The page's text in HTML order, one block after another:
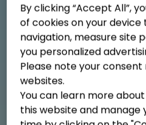
Intelli-Spores™
By clicking “Accept All”,
of cookies on your
navigation, measure site
you personalized
Please note your
websites.
You can learn more
this website and manage